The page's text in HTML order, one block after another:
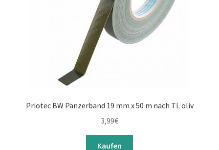
Priotec BW Panzerband 19 mm x 50 m nach TL oliv
3,99€
Kaufen